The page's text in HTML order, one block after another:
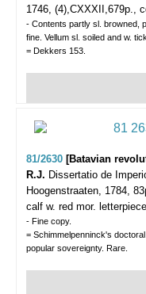
1746, (4),CXXXII,679p.,
- Contents partly sl. browned,
fine. Vellum sl. soiled and w.
= Dekkers 153.
81/2630 [Batavian
R.J. Dissertatio de
Hoogenstraaten, 1784,
calf w. red mor.
- Fine copy.
= Schimmelpenninck's
popular sovereignty. Rare.